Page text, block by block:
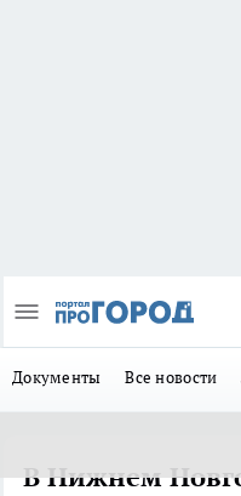
Документы Все новости
В Нижнем